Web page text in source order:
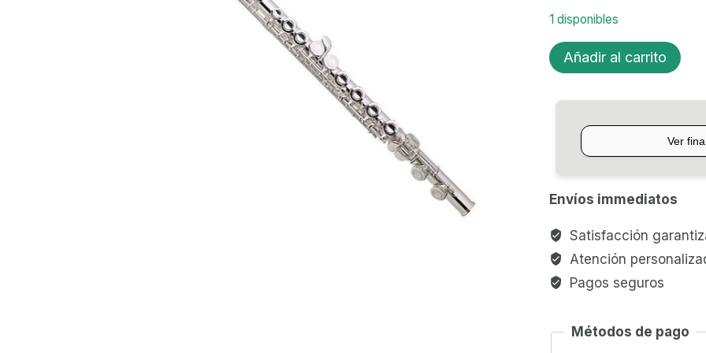
1 disponibles
FLAUTA
TRAVERSA
cantidad
Añadir al carrito
Envíos immediatos
Satisfacción
Atención
Pagos seguros
Métodos de pago